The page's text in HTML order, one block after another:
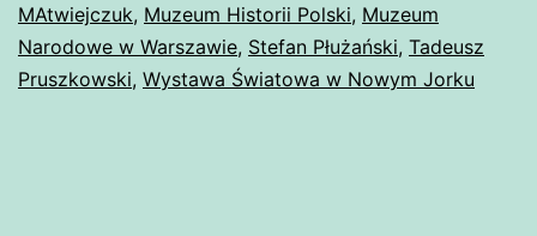
MAtwiejczuk, Muzeum Historii Polski, Muzeum
Narodowe w Warszawie, Stefan Płużański, Tadeusz
Pruszkowski, Wystawa Światowa w Nowym Jorku